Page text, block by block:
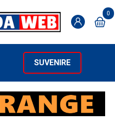
0
SUVENIRE